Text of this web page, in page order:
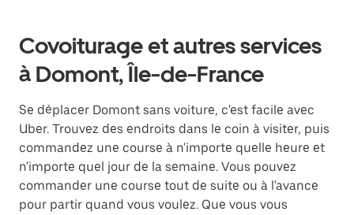
Covoiturage et autres services
à Domont, Île-de-France
Se déplacer Domont sans voiture, c'est facile avec
Uber. Trouvez des endroits dans le coin à visiter, puis
commandez une course à n'importe quelle heure et
n'importe quel jour de la semaine. Vous pouvez
commander une course tout de suite ou à l'avance
pour partir quand vous voulez. Que vous vous